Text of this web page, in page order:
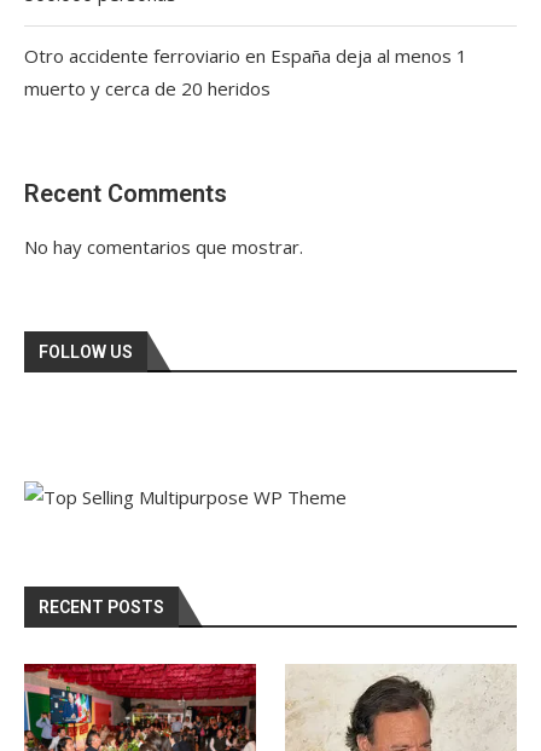
Otro accidente ferroviario en España deja al menos 1
muerto y cerca de 20 heridos
Recent Comments
No hay comentarios que mostrar.
FOLLOW US
RECENT POSTS